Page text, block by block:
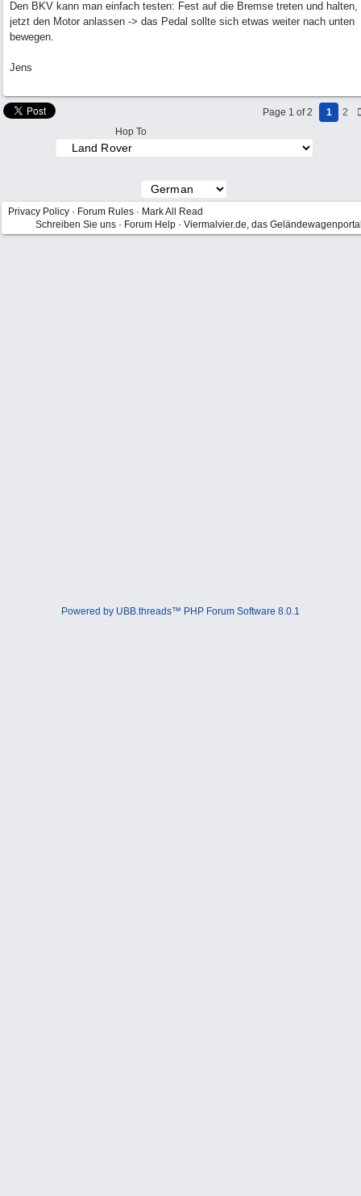
Den BKV kann man einfach testen: Fest auf die Bremse treten und halten,
jetzt den Motor anlassen -> das Pedal sollte sich etwas weiter nach unten
bewegen.
Jens
Page 1 of 2 1
2
Hop To
Privacy Policy · Forum Rules · Mark All Read
Schreiben Sie uns · Forum Help · Viermalvier.de, das
Powered by UBB.threads™ PHP Forum Software 8.0.1